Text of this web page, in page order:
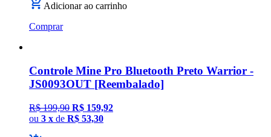
Adicionar ao carrinho
Comprar
Controle Mine Pro Bluetooth Preto Warrior -
JS0093OUT [Reembalado]
R$ 199,90 R$ 159,92
ou 3 x de R$ 53,30